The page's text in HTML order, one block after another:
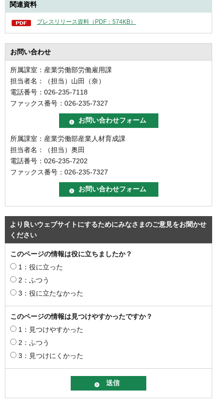
関連資料
プレスリリース資料（PDF：574KB）
お問い合わせ
所属課室：産業労働部労働雇用課
担当者名：（担当）山田（奈）
電話番号：026-235-7118
ファックス番号：026-235-7327
所属課室：産業労働部産業人材育成課
担当者名：（担当）奥田
電話番号：026-235-7202
ファックス番号：026-235-7327
より良いウェブサイトにするためにみなさまのご意見をお聞かせ
ください
このページの情報は役に立ちましたか？
1：役に立った
2：ふつう
3：役に立たなかった
このページの情報は見つけやすかったですか？
1：見つけやすかった
2：ふつう
3：見つけにくかった